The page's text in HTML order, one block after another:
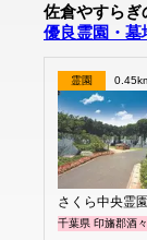
佐倉やすらぎ
優良霊園・墓
霊園
さくら中央霊園
千葉県 印旛郡酒